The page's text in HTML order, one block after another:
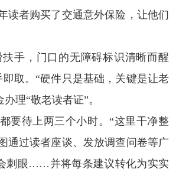
读者购买了交通意外保险，让他们
手，门口的无障碍标识清晰而醒
取。“硬件只是基础，关键是让老
理“敬老读者证”。
要待上两三个小时。“这里干净整
通过读者座谈、发放调查问卷等广
刺眼……并将每条建议转化为实实